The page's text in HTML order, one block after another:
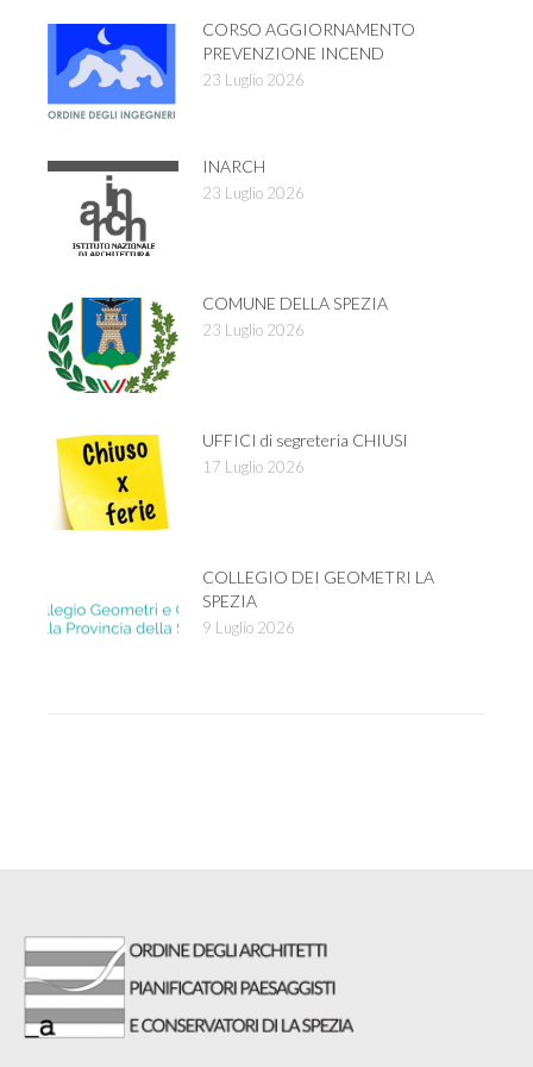
CORSO AGGIORNAMENTO
PREVENZIONE INCEND
23 Luglio 2026
INARCH
23 Luglio 2026
COMUNE DELLA SPEZIA
23 Luglio 2026
UFFICI di segreteria CHIUSI
17 Luglio 2026
COLLEGIO DEI GEOMETRI LA
SPEZIA
9 Luglio 2026